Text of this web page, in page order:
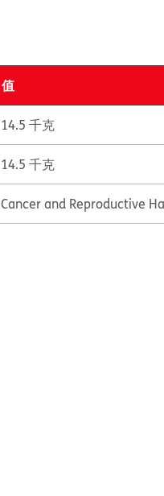
值
14.5 千克
14.5 千克
Cancer and Reproductive